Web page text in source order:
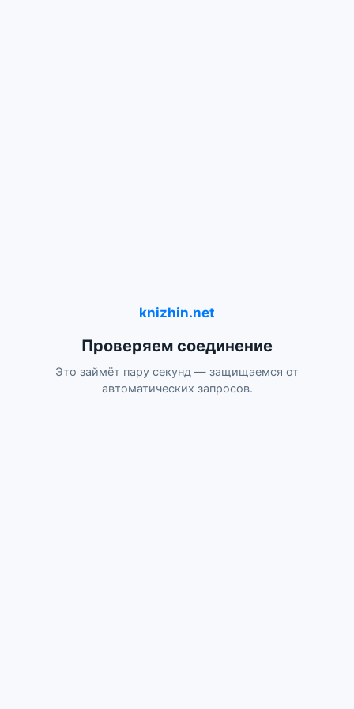
knizhin.net
Проверяем соединение
Это займёт пару секунд — защищаемся от
автоматических запросов.